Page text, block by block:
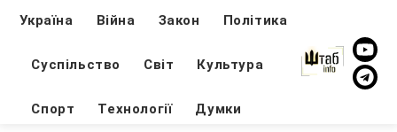
Україна Війна Закон Політика
Суспільство Світ Культура
Спорт Технології Думки